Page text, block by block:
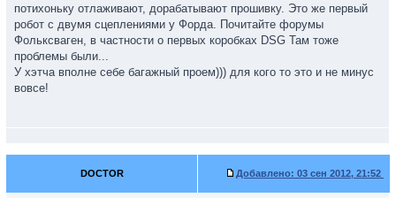
потихоньку отлаживают, дорабатывают прошивку. Это же первый
робот с двумя сцеплениями у Форда. Почитайте форумы
Фольксваген, в частности о первых коробках DSG Там тоже
проблемы были...
У хэтча вполне себе багажный проем))) для кого то это и не минус
вовсе!
DOCTOR Добавлено: 03 сен 2012, 21:52